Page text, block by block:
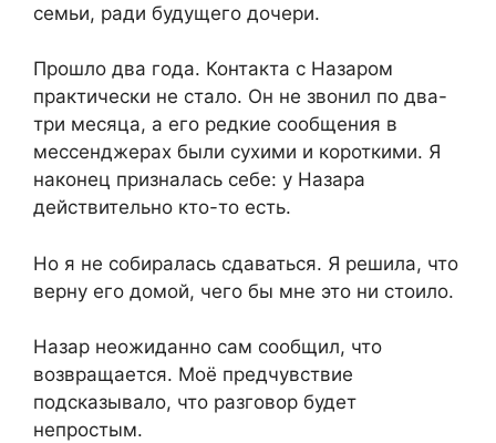
семьи, ради будущего дочери.
Прошло два года. Контакта с Назаром
практически не стало. Он не звонил по два-
три месяца, а его редкие сообщения в
мессенджерах были сухими и короткими. Я
наконец призналась себе: у Назара
действительно кто-то есть.
Но я не собиралась сдаваться. Я решила, что
верну его домой, чего бы мне это ни стоило.
Назар неожиданно сам сообщил, что
возвращается. Моё предчувствие
подсказывало, что разговор будет
непростым.